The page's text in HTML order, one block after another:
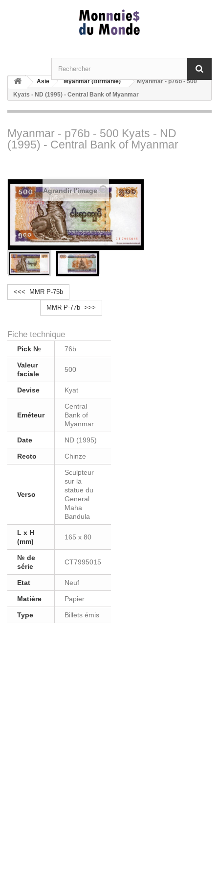
Asie Myanmar (Birmanie)
Myanmar - p76b - 500
Kyats - ND (1995) - Central Bank of Myanmar
Myanmar - p76b - 500 Kyats - ND
(1995) - Central Bank of Myanmar
Agrandir l'image
<<< MMR P-75b
MMR P-77b >>>
Fiche technique
Pick № 76b
Valeur
faciale
500
Devise Kyat
Eméteur
Central
Bank of
Myanmar
Date ND (1995)
Recto Chinze
Verso
Sculpteur
sur la
statue du
General
Maha
Bandula
L x H
(mm)
165 x 80
№ de
série
CT7995015
Etat Neuf
Matière Papier
Type Billets émis